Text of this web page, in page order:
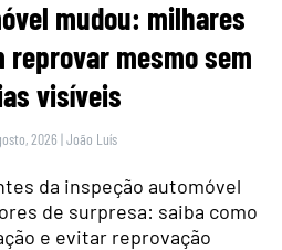
mudou: milhares
reprovar mesmo sem
visíveis
2026 |João Luís
da inspeção automóvel
de surpresa: saiba como
e evitar reprovação